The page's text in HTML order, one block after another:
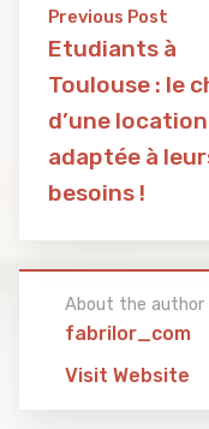
Previous Post
Etudiants à
Toulouse : le
d’une location
adaptée à
besoins !
About the author
fabrilor_com
Visit Website